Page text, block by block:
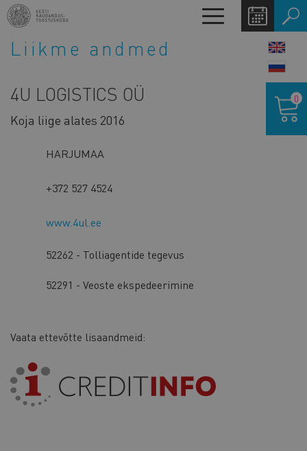
Liigu
edasi
põhisisu
juurde
Toggle
navigation
Liikme andmed
4U LOGISTICS OÜ
Koja liige alates 2016
HARJUMAA
+372 527 4524
www.4ul.ee
52262 - Tolliagentide tegevus
52291 - Veoste ekspedeerimine
Vaata ettevõtte lisaandmeid:
0